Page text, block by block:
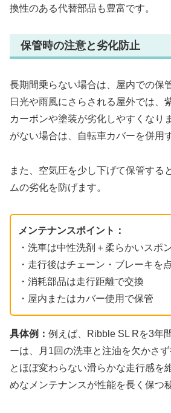
換性のある代替部品も豊富です。
保管時の注意と劣化防止
長期間乗らない場合は、屋内での保
日光や雨風にさらされる屋外では、
カーボンや塗装が劣化しやすくなり
がない場合は、自転車カバーを併用
また、空気圧を少し下げて保管する
ムの劣化を防げます。
メンテナンスポイント：
・洗車は中性洗剤＋柔らかいスポ
・走行後はチェーン・ブレーキを
・消耗部品は走行距離で交換
・屋内またはカバー使用で保管
具体例： 例えば、Ribble SL Rを3年
ーは、月1回の洗車と注油を欠かさ
とほぼ変わらない滑らかな走行感を
めなメンテナンスが性能を長く保つ